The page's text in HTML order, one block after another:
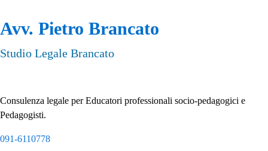
Avv. Pietro Brancato
Studio Legale Brancato
Consulenza legale per Educatori professionali socio-pedagogici e
Pedagogisti.
091-6110778